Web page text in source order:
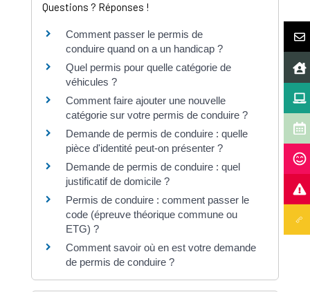
Questions ? Réponses !
Comment passer le permis de
conduire quand on a un handicap ?
Quel permis pour quelle catégorie de
véhicules ?
Comment faire ajouter une nouvelle
catégorie sur votre permis de conduire ?
Demande de permis de conduire : quelle
pièce d'identité peut-on présenter ?
Demande de permis de conduire : quel
justificatif de domicile ?
Permis de conduire : comment passer le
code (épreuve théorique commune ou
ETG) ?
Comment savoir où en est votre demande
de permis de conduire ?